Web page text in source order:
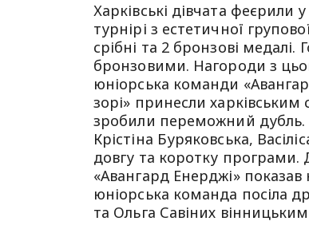
Харківські дівчата феєрили
турнірі з естетичної
срібні та 2 бронзові медалі.
бронзовими. Нагороди з
юніорська команди
зорі» принесли
зробили переможний дубль.
Крістіна Буряковська,
довгу та коротку програми.
«Авангард Енерджі»
юніорська команда посіла
та Ольга Савіних